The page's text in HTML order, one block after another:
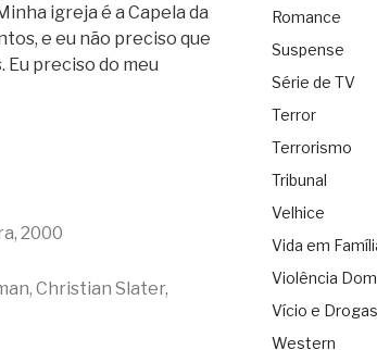
igreja é a Capela da
e eu não preciso que
Eu preciso do meu
2000
Christian Slater,
Romance
Suspense
Série de TV
Terror
Terrorismo
Tribunal
Velhice
Vida em
Violência
Vício e Drogas
Western